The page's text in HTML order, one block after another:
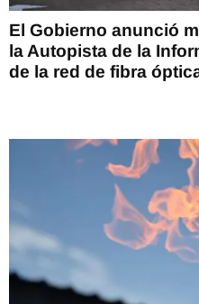
El Gobierno anunció
la Autopista de la
de la red de fibra